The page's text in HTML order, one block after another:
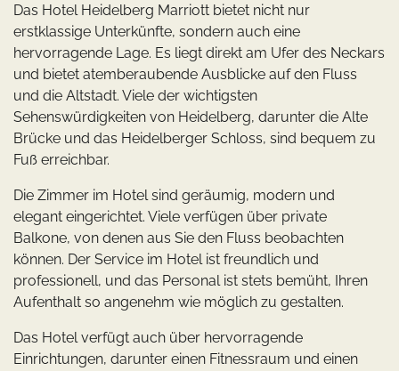
Das Hotel Heidelberg Marriott bietet nicht nur
erstklassige Unterkünfte, sondern auch eine
hervorragende Lage. Es liegt direkt am Ufer des Neckars
und bietet atemberaubende Ausblicke auf den Fluss
und die Altstadt. Viele der wichtigsten
Sehenswürdigkeiten von Heidelberg, darunter die Alte
Brücke und das Heidelberger Schloss, sind bequem zu
Fuß erreichbar.
Die Zimmer im Hotel sind geräumig, modern und
elegant eingerichtet. Viele verfügen über private
Balkone, von denen aus Sie den Fluss beobachten
können. Der Service im Hotel ist freundlich und
professionell, und das Personal ist stets bemüht, Ihren
Aufenthalt so angenehm wie möglich zu gestalten.
Das Hotel verfügt auch über hervorragende
Einrichtungen, darunter einen Fitnessraum und einen